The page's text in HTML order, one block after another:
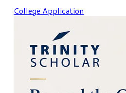
College Application